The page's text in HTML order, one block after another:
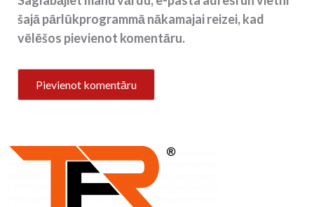
šajā pārlūkprogrammā nākamajai reizei, kad
vēlēšos pievienot komentāru.